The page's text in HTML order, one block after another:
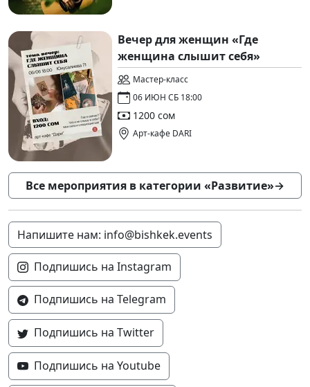
Вечер для женщин «Где
женщина слышит себя»
Мастер-класс
06 ИЮН СБ 18:00
1200 сом
Арт-кафе DARI
Все мероприятия в категории «Развитие»→
Напишите нам: info@bishkek.events
Подпишись на Instagram
Подпишись на Telegram
Подпишись на Twitter
Подпишись на Youtube